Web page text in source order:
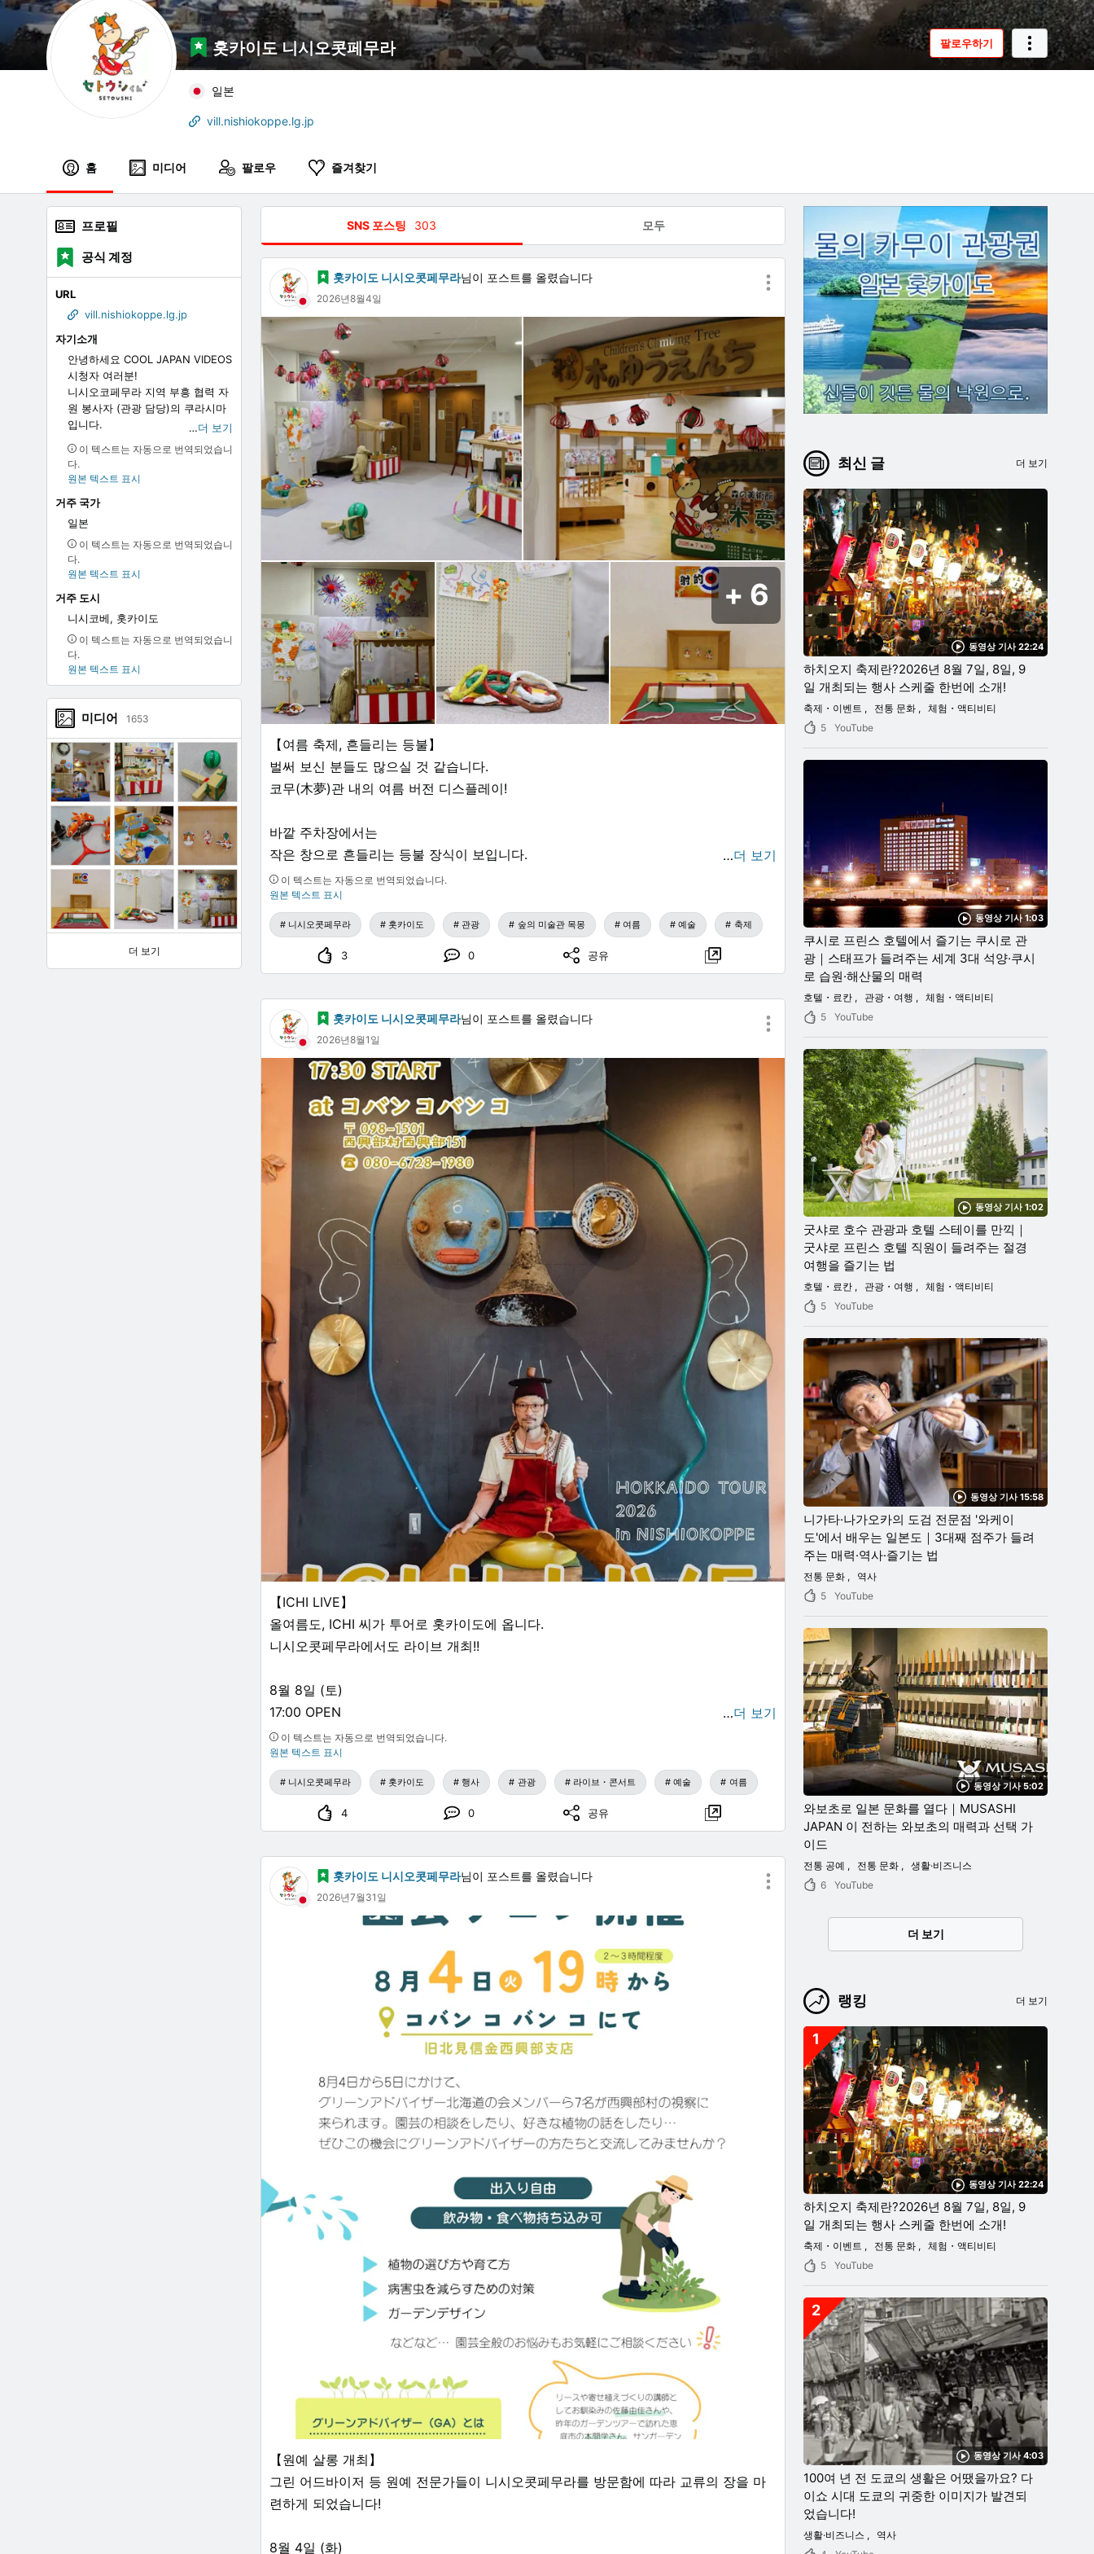
홋카이도 니시오콧페무라 팔로우하기
일본
vill.nishiokoppe.lg.jp
홈 미디어 팔로우 즐겨찾기
SNS 포스팅 303 모두
홋카이도 니시오콧페무라님이 포스트를 올렸습니다
2026년8월4일
6
【여름 축제, 흔들리는 등불】
벌써 보신 분들도 많으실 것 같습니다.
코무(木夢)관 내의 여름 버전 디스플레이!
바깥 주차장에서는
작은 창으로 흔들리는 등불 장식이 보입니다.
관내 천장에도 등불이 매달려 있고,
벽에는 쏘아 올린 불꽃들이 걸려 있습니다.
(그 사이에 섞여 쏘아 올려진 세토우시 군🎆)
수 있습니다.
제가 코무(木夢)를 방문했을 때에는
아이들이 가게 점원이 되어 아버지가 손님 역할을 하고 있었습니다.
아이스 가게에 줄지어 있는 수제 아이스크림들의 퀄리티가 엄청나니, 천천히 둘러보시
길 바랍니다...!
세토우시 군 무늬의 오리지널 부채도 귀엽습니다.
여름이 끝나기 전에
꼭 놀러 오세요~!
【숲의 미술관 '코무(木夢)'】
개관 시간: 10:00~17:00
※입관 접수는 16:30까지
휴관일: 매주 화요일
입장료:
초등 4학년부터 중학생 300엔
3세부터 초등 3학년 100엔
문의:
0158-87-2600
#관내 디스플레이 #놀이마당
…더 보기
이 텍스트는 자동으로 번역되었습니다.
원본 텍스트 표시
니시오콧페무라 홋카이도 관광 숲의 미술관 목몽 여름 예술 축제
3 0 공유
홋카이도 니시오콧페무라님이 포스트를 올렸습니다
2026년8월1일
【ICHI LIVE】
올여름도, ICHI 씨가 투어로 홋카이도에 옵니다.
니시오콧페무라에서도 라이브 개최!!
8월 8일 (토)
17:00 OPEN
17:30 START
코반 코반 코에서
(구 키타미 신킨 니시오콧페 지점)
어른 2,000엔
중학생 이하 무료
문의는
#니시오콧페무라 #ICHI #LIVE
…더 보기
이 텍스트는 자동으로 번역되었습니다.
원본 텍스트 표시
니시오콧페무라 홋카이도 행사 관광 라이브・콘서트 예술 여름
4 0 공유
홋카이도 니시오콧페무라님이 포스트를 올렸습니다
2026년7월31일
【원예 살롱 개최】
그린 어드바이저 등 원예 전문가들이 니시오콧페무라를 방문함에 따라 교류의 장을 마
련하게 되었습니다!
8월 4일 (화)
프로필
공식 계정
URL
vill.nishiokoppe.lg.jp
자기소개
안녕하세요 COOL JAPAN VIDEOS
시청자 여러분!
니시오코페무라 지역 부흥 협력 자
원 봉사자 (관광 담당)의 쿠라시마
입니다.
홋카이도 동부 지역에 위치하여 인
구 1,002명(2023년(2023년) 7월
를 숲이 차지하는 자연에 둘러싸여
있습니다.
니시오코페 마을은 기타 산지로도
유명하며, 현재 매년 20,000개의
니시오코페 마을에서는 아름다운
풍경과 맛있는 음식 등 다양한 체험
을 즐길 수 있습니다.
니시오코페무라의 이벤트와 관광
정보, 일상의 풍경을 전해드립니다
때문에, 잘 부탁드립니다!
…더 보기
이 텍스트는 자동으로 번역되었습니
다.
원본 텍스트 표시
거주 국가
일본
이 텍스트는 자동으로 번역되었습니
다.
원본 텍스트 표시
거주 도시
니시코베, 홋카이도
이 텍스트는 자동으로 번역되었습니
다.
원본 텍스트 표시
미디어 1653
더 보기
최신 글 더 보기
동영상 기사 22:24
하치오지 축제란?2026년 8월 7일, 8일, 9
일 개최되는 행사 스케줄 한번에 소개!
축제・이벤트 전통 문화
체험・액티비티
5
YouTube
동영상 기사 1:03
쿠시로 프린스 호텔에서 즐기는 쿠시로 관
광｜스태프가 들려주는 세계 3대 석양·쿠시
로 습원·해산물의 매력
호텔・료칸 관광・여행
체험・액티비티
5
YouTube
동영상 기사 1:02
굿샤로 호수 관광과 호텔 스테이를 만끽｜
굿샤로 프린스 호텔 직원이 들려주는 절경
여행을 즐기는 법
호텔・료칸 관광・여행
체험・액티비티
5
YouTube
동영상 기사 15:58
니가타·나가오카의 도검 전문점 '와케이
도'에서 배우는 일본도｜3대째 점주가 들려
주는 매력·역사·즐기는 법
전통 문화
역사
5
YouTube
동영상 기사 5:02
와보초로 일본 문화를 열다｜MUSASHI
JAPAN 이 전하는 와보초의 매력과 선택 가
이드
전통 공예 전통 문화
생활·비즈니스
6
YouTube
더 보기
랭킹 더 보기
동영상 기사 22:24
1
하치오지 축제란?2026년 8월 7일, 8일, 9
일 개최되는 행사 스케줄 한번에 소개!
축제・이벤트 전통 문화
체험・액티비티
5
YouTube
동영상 기사 4:03
2
100여 년 전 도쿄의 생활은 어땠을까요? 다
이쇼 시대 도쿄의 귀중한 이미지가 발견되
었습니다!
생활·비즈니스
역사